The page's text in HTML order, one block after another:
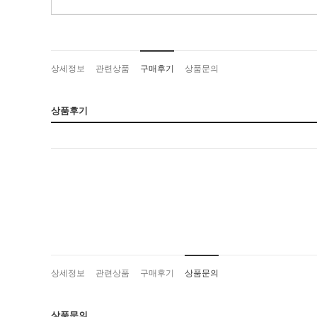
상세정보 관련상품 구매후기 상품문의
상품후기
상세정보 관련상품 구매후기 상품문의